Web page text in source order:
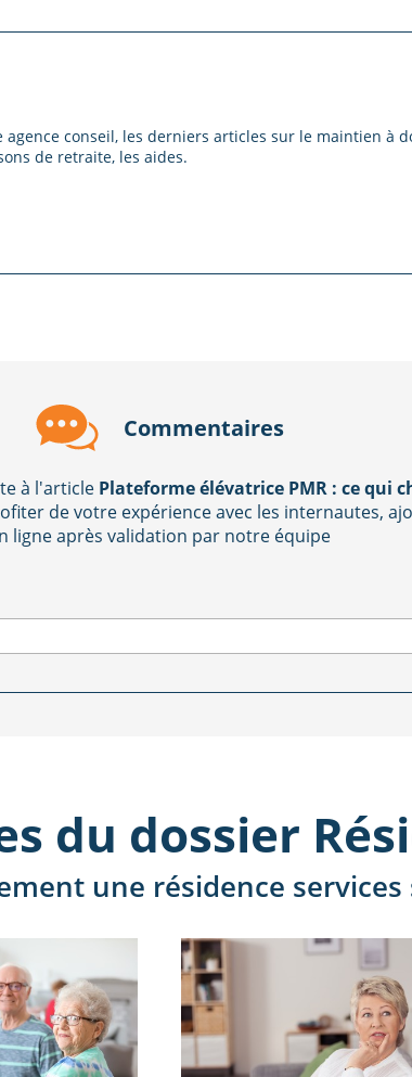
conseil, les derniers articles sur le maintien à
de retraite, les aides.
Commentaires
à l'article Plateforme élévatrice PMR : ce qui
de votre expérience avec les internautes,
ligne après validation par notre équipe
du dossier
une résidence services